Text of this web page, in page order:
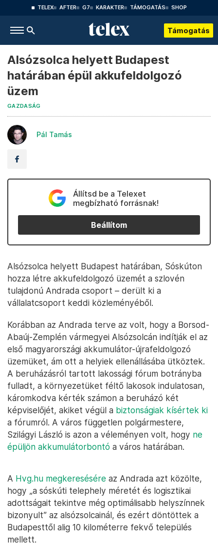
TELEX AFTER G7 KARAKTER TÁMOGATÁS SHOP
Támogatás
Alsózsolca helyett Budapest
határában épül akkufeldolgozó
üzem
GAZDASÁG
Pál Tamás
Állítsd be a Telexet
megbízható forrásnak!
Beállítom
Alsózsolca helyett Budapest határában, Sóskúton
hozza létre akkufeldolgozó üzemét a szlovén
tulajdonú Andrada csoport – derült ki a
vállalatcsoport keddi közleményéből.
Korábban az Andrada terve az volt, hogy a Borsod-
Abaúj-Zemplén vármegyei Alsózsolcán indítják el az
első magyarországi akkumulátor-újrafeldolgozó
üzemüket, ám ott a helyiek ellenállásába ütköztek.
A beruházásról tartott lakossági fórum botrányba
fulladt, a környezetüket féltő lakosok indulatosan,
káromkodva kérték számon a beruházó két
képviselőjét, akiket végül a biztonságiak kísértek ki
a fórumról. A város független polgármestere,
Szilágyi László is azon a véleményen volt, hogy ne
épüljön akkumulátorbontó a város határában.
A Hvg.hu megkeresésére az Andrada azt közölte,
hogy „a sóskúti telephely méretét és logisztikai
adottságait tekintve még optimálisabb helyszínnek
bizonyult” az alsózsolcainál, és ezért döntöttek a
Budapesttől alig 10 kilométerre fekvő település
mellett.